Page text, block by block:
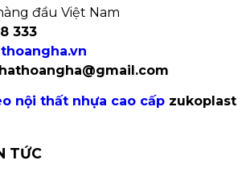
đầu Việt Nam
333
nội thất nhựa cao cấp zukoplast
TỨC